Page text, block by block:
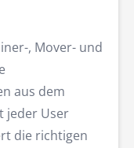
, Mover- und
aus dem
jeder User
die richtigen